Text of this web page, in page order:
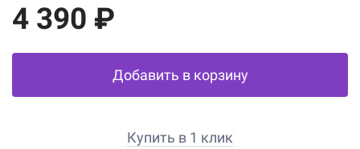
4 390 ₽
Добавить в корзину
Купить в 1 клик